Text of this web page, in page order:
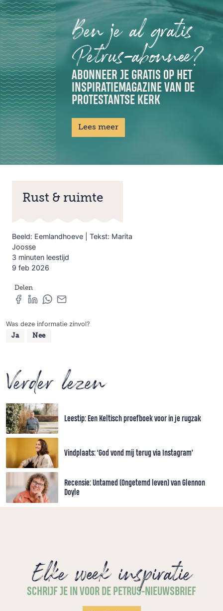
Ben je al gratis
Petrus-abonnee?
ABONNEER JE GRATIS OP HET
INSPIRATIEMAGAZINE VAN DE
PROTESTANTSE KERK
Lees meer
Rust & ruimte
Beeld: Eemlandhoeve | Tekst: Marita
Joosse
3 minuten leestijd
9 feb 2026
Delen
Was deze informatie zinvol?
Ja Nee
Verder lezen
Leestip: Een Keltisch proefboek voor in je rugzak
Vindplaats: ‘God vond mij terug via Instagram’
Recensie: Untamed (Ongetemd leven) van Glennon
Doyle
Elke week inspiratie
SCHRIJF JE IN VOOR DE PETRUS-NIEUWSBRIEF